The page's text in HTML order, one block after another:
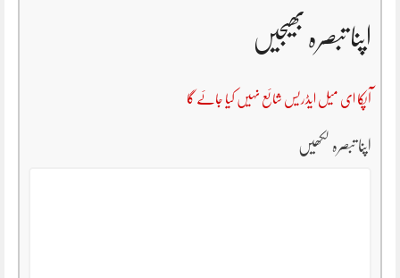
اپنا تبصرہ بھیجیں
آپکا ای میل ایڈریس شائع نہیں کیا جائے گا
اپنا تبصرہ لکھیں